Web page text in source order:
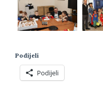
Podijeli
Podijeli